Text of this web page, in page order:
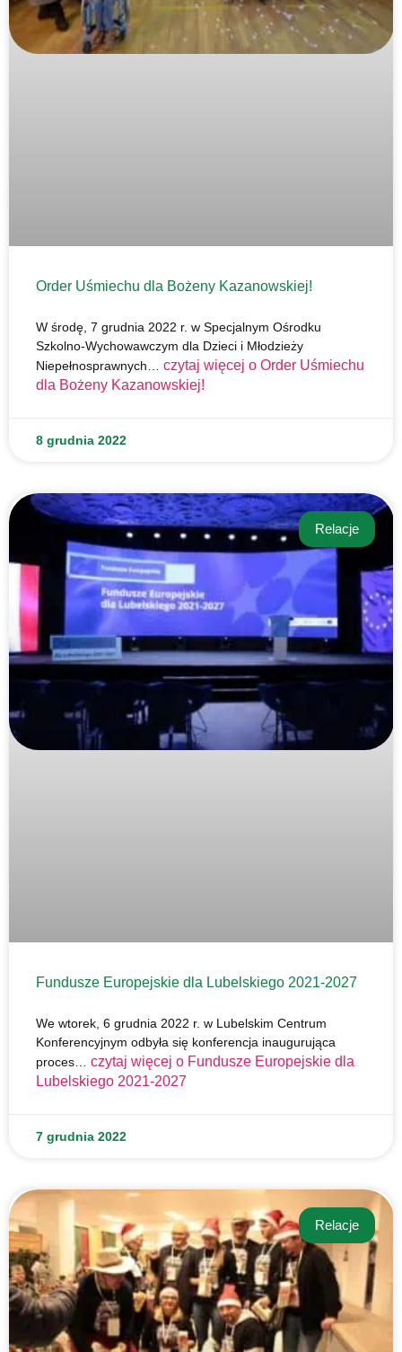
Order Uśmiechu dla Bożeny Kazanowskiej!
W środę, 7 grudnia 2022 r. w Specjalnym Ośrodku
Szkolno-Wychowawczym dla Dzieci i Młodzieży
Niepełnosprawnych… czytaj więcej o Order Uśmiechu
dla Bożeny Kazanowskiej!
8 grudnia 2022
Relacje
Fundusze Europejskie dla Lubelskiego 2021-2027
We wtorek, 6 grudnia 2022 r. w Lubelskim Centrum
Konferencyjnym odbyła się konferencja inaugurująca
proces… czytaj więcej o Fundusze Europejskie dla
Lubelskiego 2021-2027
7 grudnia 2022
Relacje